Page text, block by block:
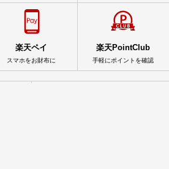
楽天ペイ
スマホをお財布に
楽天PointClub
手軽にポイントを確認